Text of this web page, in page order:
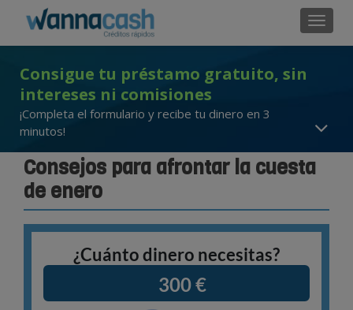
Consigue tu préstamo gratuito, sin
intereses ni comisiones
¡Completa el formulario y recibe tu dinero en 3
minutos!
Consejos para afrontar la cuesta
de enero